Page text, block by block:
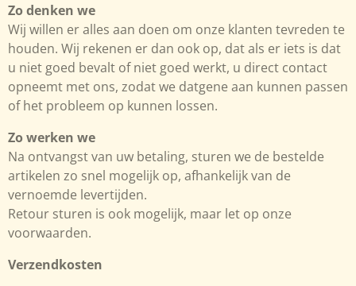
Zo denken we
Wij willen er alles aan doen om onze klanten tevreden te
houden. Wij rekenen er dan ook op, dat als er iets is dat
u niet goed bevalt of niet goed werkt, u direct contact
opneemt met ons, zodat we datgene aan kunnen passen
of het probleem op kunnen lossen.
Zo werken we
Na ontvangst van uw betaling, sturen we de bestelde
artikelen zo snel mogelijk op, afhankelijk van de
vernoemde levertijden.
Retour sturen is ook mogelijk, maar let op onze
voorwaarden.
Verzendkosten